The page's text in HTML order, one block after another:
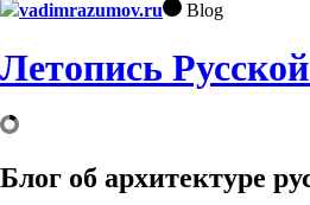
vadimrazumov.ru Blog
Летопись
Блог об архитектуре